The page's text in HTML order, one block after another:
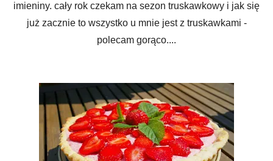
imieniny. cały rok czekam na sezon truskawkowy i jak się
już zacznie to wszystko u mnie jest z truskawkami -
polecam gorąco....